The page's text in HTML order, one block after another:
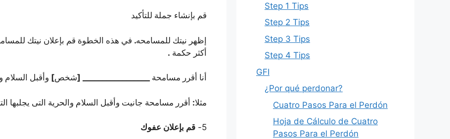
قم بإنشاء جملة للتأكيد
إظهر نيتك للمسامحه. في هذه الخطوة قم بإعلان نيتك
أكثر حكمة .
أنا أقرر مسامحة _________________ [شخص] وأقبل السلام
مثلا: أقرر مسامحة جانيت وأقبل السلام والحرية التى يجلبها
5- قم بإعلان عفوك
Step 1 Tips
Step 2 Tips
Step 3 Tips
Step 4 Tips
GFI
¿Por qué perdonar?
Cuatro Pasos Para el Perdón
Hoja de Cálculo de Cuatro
Pasos Para el Perdón